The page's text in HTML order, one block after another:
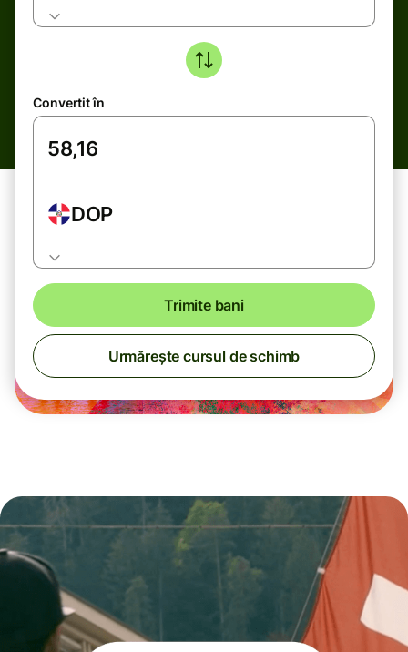
Convertit în
DOP
Trimite bani
Urmărește cursul de schimb